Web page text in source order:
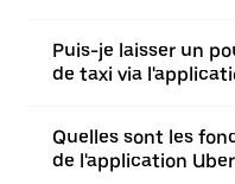
Puis-je laisser un
de taxi via
Quelles sont les
de l'application